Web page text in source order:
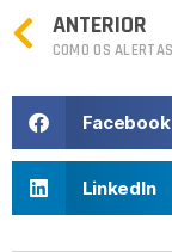
ANTERIOR
Facebook
LinkedIn